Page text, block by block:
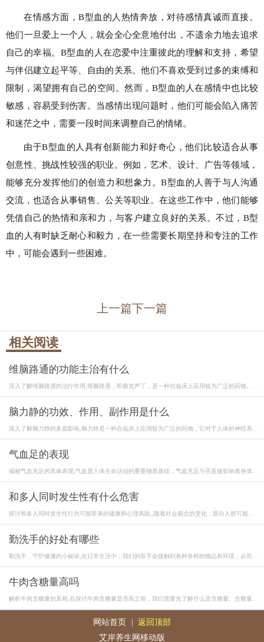
在情感方面，B型血的人热情奔放，对待感情真诚而直接。
他们一旦爱上一个人，就会全心全意地付出，不遗余力地去追求
自己的幸福。B型血的人在恋爱中注重彼此的理解和支持，希望
与伴侣建立起平等、自由的关系。他们不喜欢受到过多的束缚和
限制，渴望拥有自己的空间。然而，B型血的人在感情中也比较
敏感，容易受到伤害。当感情出现问题时，他们可能会陷入痛苦
和迷茫之中，需要一段时间来调整自己的情绪。
由于B型血的人具有创新能力和好奇心，他们比较适合从事
创意性、挑战性较强的职业。例如，艺术、设计、广告等领域，
能够充分发挥他们的创造力和想象力。B型血的人善于与人沟通
交流，也适合从事销售、公关等职业。在这些工作中，他们能够
凭借自己的热情和亲和力，与客户建立良好的关系。不过，B型
血的人有时缺乏耐心和毅力，在一些需要长期坚持和专注的工作
中，可能会遇到一些困难。
上一篇下一篇
相关阅读
维脑路通的功能主治有什么
深入了解维脑路通的治疗作用,维脑路通，即曲克芦丁，是一种在临床上应用较为广泛的药物。...
脑力静的功效、作用、副作用是什么
深入了解脑力静的多面影响,脑力静是一种在临床上应用较为广泛的药物，它对于人体的神经系...
气血足的表现
揭秘气血充足的具体表现,气血是人体生命活动的重要物质基础，气血充足与否直接影响着身体...
和多人同时发生性有什么危害
探讨和多人同时发生性行为可能带来的健康和心理风险,,随着社会观念的变化，部分人群可能
勤洗手的好处有哪些
勤洗手，守护健康的小秘诀,在日常生活中，我们的双手会接触到各种各样的物品和环境，从而...
牛肉含糖量高吗
解析牛肉含糖量的真相,在探讨牛肉含糖量是否高之前，我们需要先了解什么是含糖量。含糖量...
网站首页
返回顶部
艾岸养生网移动版